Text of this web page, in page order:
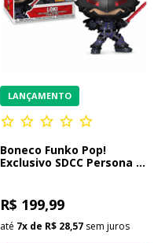
LANÇAMENTO
Boneco Funko Pop!
Exclusivo SDCC Persona 5
R$ 199,99
até 7x de R$ 28,57 sem juros